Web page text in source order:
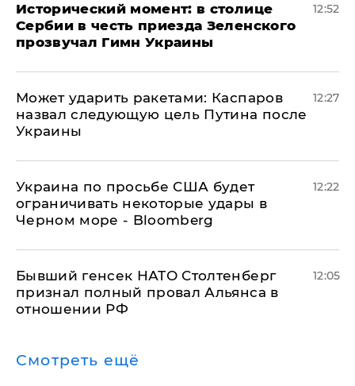
Исторический момент: в столице
Сербии в честь приезда Зеленского
прозвучал Гимн Украины
12:52
Может ударить ракетами: Каспаров
назвал следующую цель Путина после
Украины
12:27
Украина по просьбе США будет
ограничивать некоторые удары в
Черном море - Bloomberg
12:22
Бывший генсек НАТО Столтенберг
признал полный провал Альянса в
отношении РФ
12:05
Смотреть ещё